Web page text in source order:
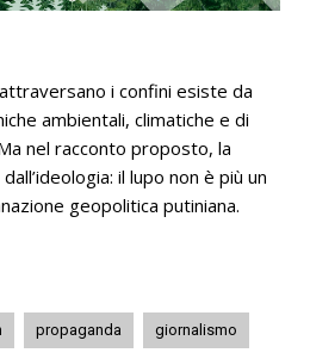
i confini esiste da
ambientali, climatiche e di
nel racconto proposto, la
il lupo non è più un
geopolitica putiniana.
propaganda giornalismo